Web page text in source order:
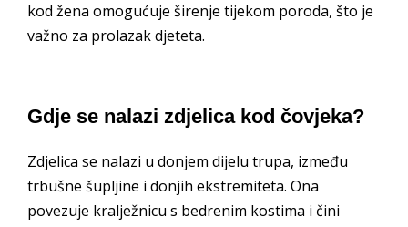
kod žena omogućuje širenje tijekom poroda, što je
važno za prolazak djeteta.
Gdje se nalazi zdjelica kod čovjeka?
Zdjelica se nalazi u donjem dijelu trupa, između
trbušne šupljine i donjih ekstremiteta. Ona
povezuje kralježnicu s bedrenim kostima i čini